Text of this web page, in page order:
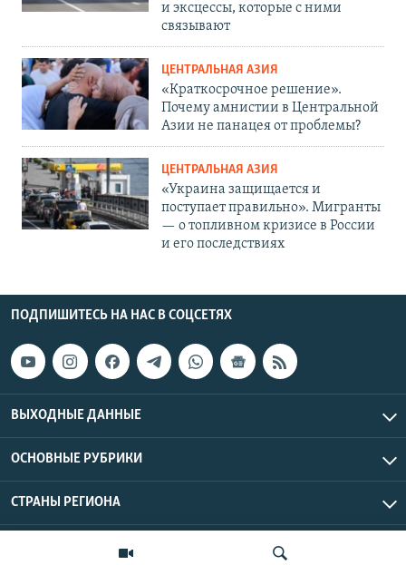
и эксцессы, которые с ними
связывают
ЦЕНТРАЛЬНАЯ АЗИЯ
«Краткосрочное решение».
Почему амнистии в Центральной
Азии не панацея от проблемы?
ЦЕНТРАЛЬНАЯ АЗИЯ
«Украина защищается и
поступает правильно». Мигранты
— о топливном кризисе в России
и его последствиях
ПОДПИШИТЕСЬ НА НАС В СОЦСЕТЯХ
ВЫХОДНЫЕ ДАННЫЕ
ОСНОВНЫЕ РУБРИКИ
СТРАНЫ РЕГИОНА
Азаттык Азия © 2026 RFE/RL, Inc. | Все права защищены.